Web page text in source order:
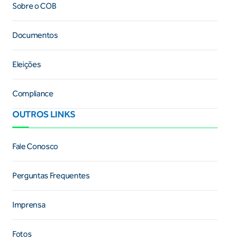
Sobre o COB
Documentos
Eleições
Compliance
OUTROS LINKS
Fale Conosco
Perguntas Frequentes
Imprensa
Fotos